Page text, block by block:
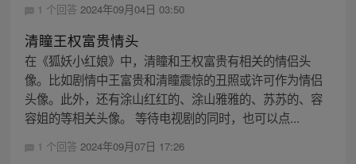
1 个回答 2024年09月04日 03:50
清瞳王权富贵情头
在《狐妖小红娘》中，清瞳和王权富贵有相关的情侣头
像。比如剧情中王富贵和清瞳震惊的丑照或许可作为情侣
头像。此外，还有涂山红红的、涂山雅雅的、苏苏的、容
容姐的等相关头像。 等待电视剧的同时，也可以点...
1 个回答 2024年09月07日 17:26